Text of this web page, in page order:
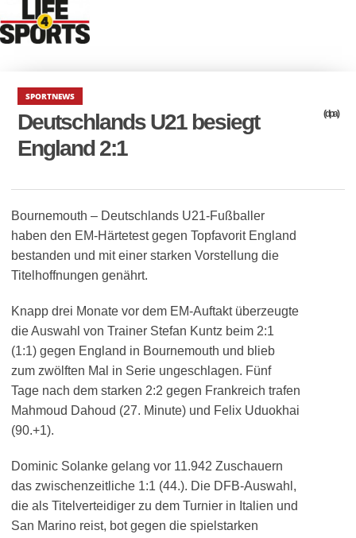
SPORTNEWS
Deutschlands U21 besiegt
England 2:1
(dpa)
Bournemouth – Deutschlands U21-Fußballer
haben den EM-Härtetest gegen Topfavorit England
bestanden und mit einer starken Vorstellung die
Titelhoffnungen genährt.
Knapp drei Monate vor dem EM-Auftakt überzeugte
die Auswahl von Trainer Stefan Kuntz beim 2:1
(1:1) gegen England in Bournemouth und blieb
zum zwölften Mal in Serie ungeschlagen. Fünf
Tage nach dem starken 2:2 gegen Frankreich trafen
Mahmoud Dahoud (27. Minute) und Felix Uduokhai
(90.+1).
Dominic Solanke gelang vor 11.942 Zuschauern
das zwischenzeitliche 1:1 (44.). Die DFB-Auswahl,
die als Titelverteidiger zu dem Turnier in Italien und
San Marino reist, bot gegen die spielstarken